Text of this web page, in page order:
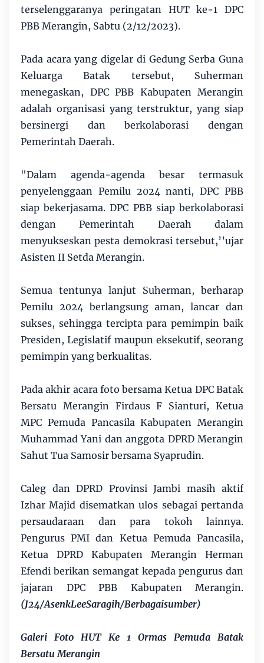
terselenggaranya peringatan HUT ke-1 DPC
PBB Merangin, Sabtu (2/12/2023).
Pada acara yang digelar di Gedung Serba Guna
Keluarga Batak tersebut, Suherman
menegaskan, DPC PBB Kabupaten Merangin
adalah organisasi yang terstruktur, yang siap
bersinergi dan berkolaborasi dengan
Pemerintah Daerah.
"Dalam agenda-agenda besar termasuk
penyelenggaan Pemilu 2024 nanti, DPC PBB
siap bekerjasama. DPC PBB siap berkolaborasi
dengan Pemerintah Daerah dalam
menyukseskan pesta demokrasi tersebut,’’ujar
Asisten II Setda Merangin.
Semua tentunya lanjut Suherman, berharap
Pemilu 2024 berlangsung aman, lancar dan
sukses, sehingga tercipta para pemimpin baik
Presiden, Legislatif maupun eksekutif, seorang
pemimpin yang berkualitas.
Pada akhir acara foto bersama Ketua DPC Batak
Bersatu Merangin Firdaus F Sianturi, Ketua
MPC Pemuda Pancasila Kabupaten Merangin
Muhammad Yani dan anggota DPRD Merangin
Sahut Tua Samosir bersama Syaprudin.
Caleg dan DPRD Provinsi Jambi masih aktif
Izhar Majid disematkan ulos sebagai pertanda
persaudaraan dan para tokoh lainnya.
Pengurus PMI dan Ketua Pemuda Pancasila,
Ketua DPRD Kabupaten Merangin Herman
Efendi berikan semangat kepada pengurus dan
jajaran DPC PBB Kabupaten Merangin.
(J24/AsenkLeeSaragih/Berbagaisumber)
Galeri Foto HUT Ke 1 Ormas Pemuda Batak
Bersatu Merangin